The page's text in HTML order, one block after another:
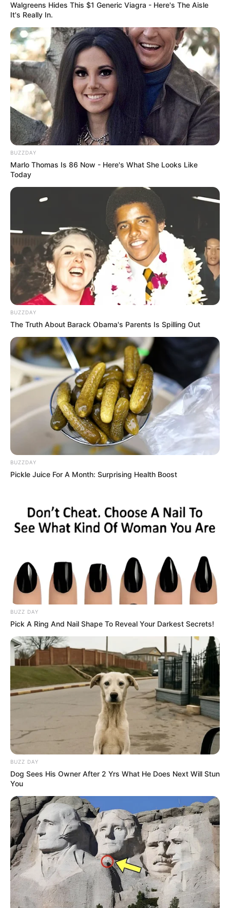
Walgreens Hides This $1 Generic Viagra - Here's The Aisle
It's Really In.
BUZZDAY
Marlo Thomas Is 86 Now - Here's What She Looks Like
Today
BUZZDAY
The Truth About Barack Obama's Parents Is Spilling Out
BUZZDAY
Pickle Juice For A Month: Surprising Health Boost
BUZZ DAY
Pick A Ring And Nail Shape To Reveal Your Darkest Secrets!
BUZZ DAY
Dog Sees His Owner After 2 Yrs What He Does Next Will Stun
You